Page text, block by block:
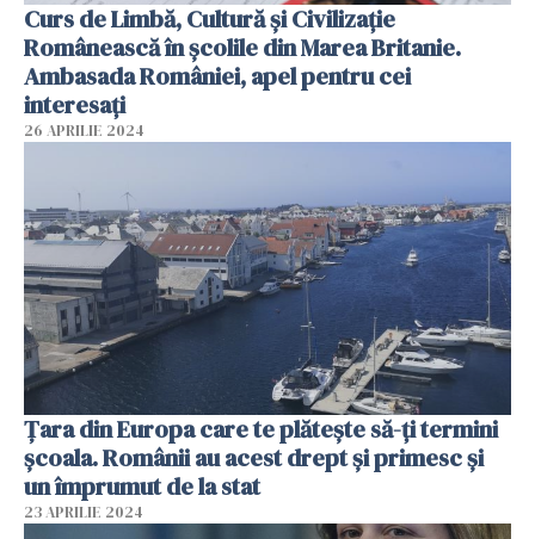
Curs de Limbă, Cultură și Civilizație
Românească în școlile din Marea Britanie.
Ambasada României, apel pentru cei
interesați
26 APRILIE 2024
Țara din Europa care te plătește să-ți termini
școala. Românii au acest drept și primesc și
un împrumut de la stat
23 APRILIE 2024